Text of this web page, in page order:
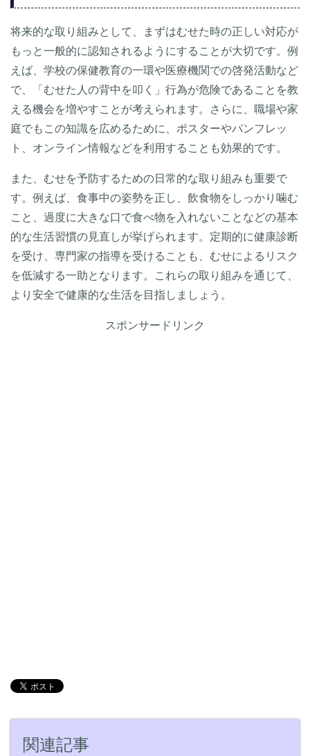
将来的な取り組みとして、まずはむせた時の正しい対応が
もっと一般的に認知されるようにすることが大切です。例
えば、学校の保健教育の一環や医療機関での啓発活動など
で、「むせた人の背中を叩く」行為が危険であることを教
える機会を増やすことが考えられます。さらに、職場や家
庭でもこの知識を広めるために、ポスターやパンフレッ
ト、オンライン情報などを利用することも効果的です。
また、むせを予防するための日常的な取り組みも重要で
す。例えば、食事中の姿勢を正し、飲食物をしっかり噛む
こと、過度に大きな口で食べ物を入れないことなどの基本
的な生活習慣の見直しが挙げられます。定期的に健康診断
を受け、専門家の指導を受けることも、むせによるリスク
を低減する一助となります。これらの取り組みを通じて、
より安全で健康的な生活を目指しましょう。
スポンサードリンク
関連記事